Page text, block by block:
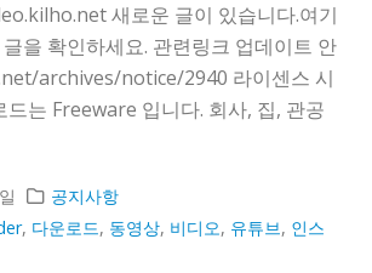
새로운 글이 있습니다.여기
을 확인하세요. 관련링크 업데이트 안
archives/notice/2940 라이센스 시
드는 Freeware 입니다. 회사, 집, 관공
공지사항
, 다운로드, 동영상, 비디오, 유튜브, 인스